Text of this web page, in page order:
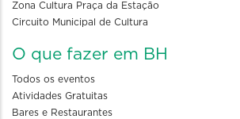
Zona Cultura Praça da Estação
Circuito Municipal de Cultura
O que fazer em BH
Todos os eventos
Atividades Gratuitas
Bares e Restaurantes